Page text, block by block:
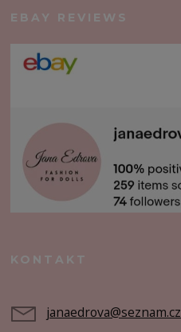
EBAY REVIEWS
KONTAKT
janaedrova@seznam.cz